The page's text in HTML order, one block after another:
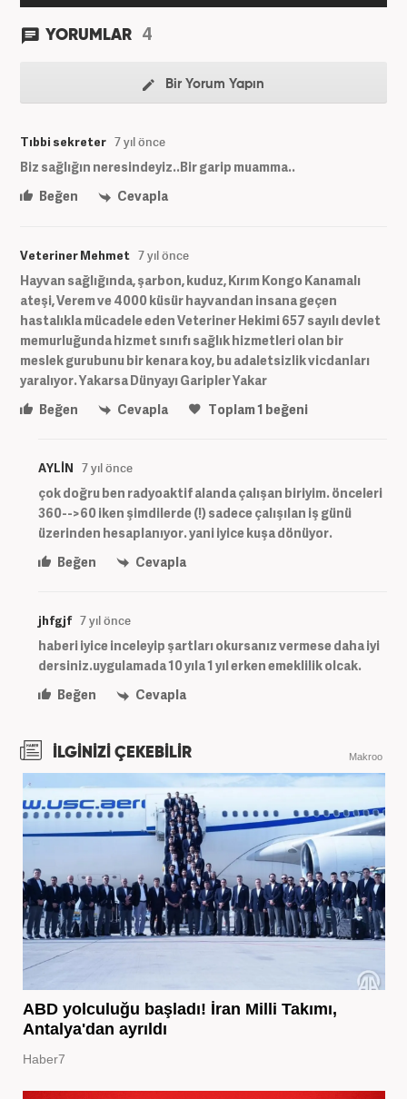
YORUMLAR 4
Bir Yorum Yapın
Tıbbi sekreter 7 yıl önce
Biz sağlığın neresindeyiz..Bir garip muamma..
Beğen
Cevapla
Veteriner Mehmet 7 yıl önce
Hayvan sağlığında, şarbon, kuduz, Kırım Kongo Kanamalı
ateşi, Verem ve 4000 küsür hayvandan insana geçen
hastalıkla mücadele eden Veteriner Hekimi 657 sayılı devlet
memurluğunda hizmet sınıfı sağlık hizmetleri olan bir
meslek gurubunu bir kenara koy, bu adaletsizlik vicdanları
yaralıyor. Yakarsa Dünyayı Garipler Yakar
Beğen
Cevapla Toplam1 beğeni
AYLİN 7 yıl önce
çok doğru ben radyoaktif alanda çalışan biriyim. önceleri
360-->60 iken şimdilerde (!) sadece çalışılan iş günü
üzerinden hesaplanıyor. yani iyice kuşa dönüyor.
Beğen
Cevapla
jhfgjf 7 yıl önce
haberi iyice inceleyip şartları okursanız vermese daha iyi
dersiniz.uygulamada 10 yıla 1 yıl erken emeklilik olcak.
Beğen
Cevapla
İLGİNİZİ ÇEKEBİLİR Makroo
ABD yolculuğu başladı! İran Milli Takımı,
Antalya'dan ayrıldı
Haber7